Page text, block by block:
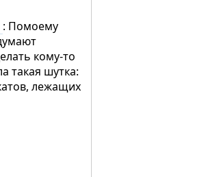
: Помоему
кому-то
такая шутка:
лежащих